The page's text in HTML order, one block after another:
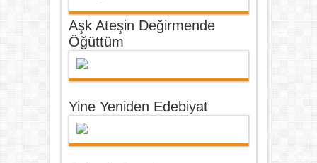
Aşk Ateşin Değirmende
Öğüttüm
Yine Yeniden Edebiyat